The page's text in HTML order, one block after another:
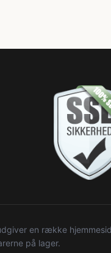
en række
på lager.